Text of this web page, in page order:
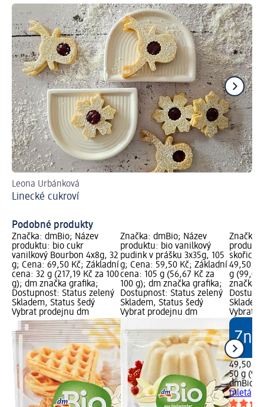
Leona Urbánková
Linecké cukroví
Podobné produkty
Značka: dmBio; Název
produktu: bio cukr
vanilkový Bourbon 4x8g, 32
g; Cena: 69,50 Kč; Základní
cena: 32 g (217,19 Kč za 100
g); dm značka grafika;
Dostupnost: Status zelený
Skladem, Status šedý
Vybrat prodejnu dm
Značka: dmBio; Název
produktu: bio vanilkový
pudink v prášku 3x35g, 105
g; Cena: 59,50 Kč; Základní
cena: 105 g (56,67 Kč za
100 g); dm značka grafika;
Dostupnost: Status zelený
Skladem, Status šedý
Vybrat prodejnu dm
Značka:
skořice
49,50
g (99,00
značka
Vybrat
49,50 Kč
50 g
dmBio
mletá,